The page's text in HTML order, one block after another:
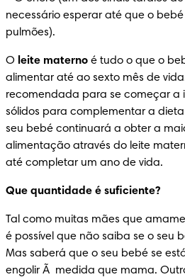
necessário esperar até que o
pulmões).
O leite materno é tudo o que o
alimentar até ao sexto mês de
recomendada para se começar a
sólidos para complementar a
seu bebé continuará a obter a
alimentação através do leite
até completar um ano de vida.
Que quantidade é suficiente?
Tal como muitas mães que
é possível que não saiba se o seu
Mas saberá que o seu bebé se
engolir Ã  medida que mama.